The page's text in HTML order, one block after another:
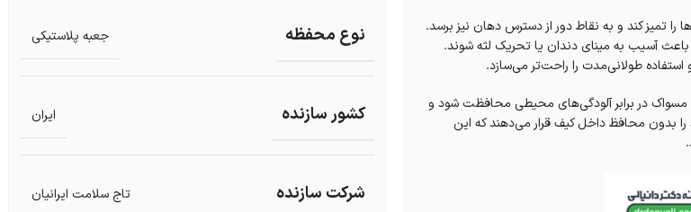
تمیز کند و به نقاط دور از دسترس دهان نیز برسد.
باعث آسیب به مینای دندان یا تحریک لثه شوند.
طولانی‌مدت را راحت‌تر می‌سازد.
در برابر آلودگی‌های محیطی محافظت شود و
را بدون محافظ داخل کیف قرار می‌دهند که این
نوع محفظه جعبه پلاستیکی
کشور سازنده ایران
شرکت سازنده تاج سلامت ایرانیان